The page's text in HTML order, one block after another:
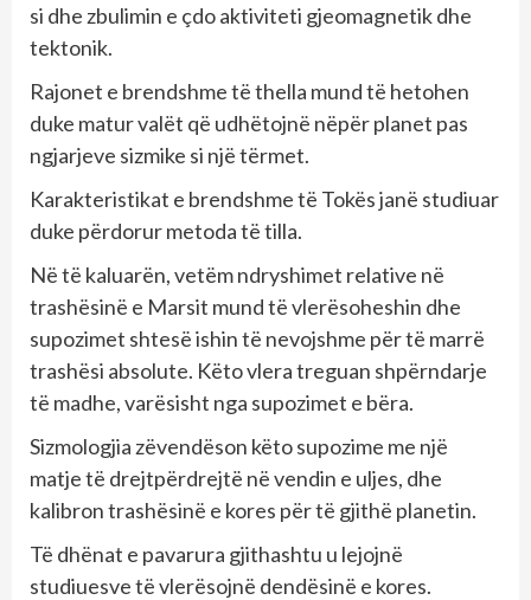
si dhe zbulimin e çdo aktiviteti gjeomagnetik dhe
tektonik.
Rajonet e brendshme të thella mund të hetohen
duke matur valët që udhëtojnë nëpër planet pas
ngjarjeve sizmike si një tërmet.
Karakteristikat e brendshme të Tokës janë studiuar
duke përdorur metoda të tilla.
Në të kaluarën, vetëm ndryshimet relative në
trashësinë e Marsit mund të vlerësoheshin dhe
supozimet shtesë ishin të nevojshme për të marrë
trashësi absolute. Këto vlera treguan shpërndarje
të madhe, varësisht nga supozimet e bëra.
Sizmologjia zëvendëson këto supozime me një
matje të drejtpërdrejtë në vendin e uljes, dhe
kalibron trashësinë e kores për të gjithë planetin.
Të dhënat e pavarura gjithashtu u lejojnë
studiuesve të vlerësojnë dendësinë e kores.